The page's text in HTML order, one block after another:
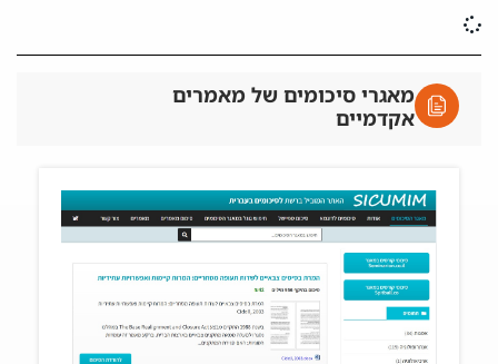
מאגרי סיכומים של מאמרים
אקדמיים